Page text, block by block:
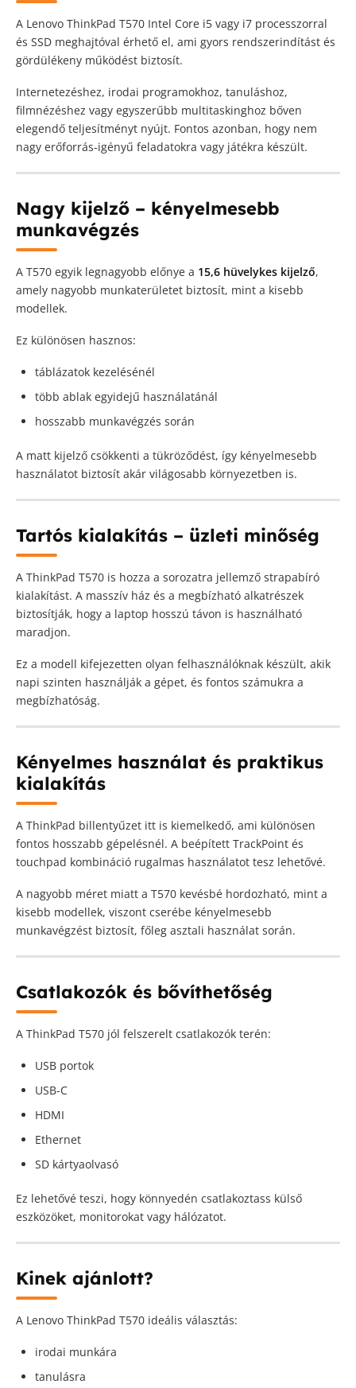
A Lenovo ThinkPad T570 Intel Core i5 vagy i7 processzorral
és SSD meghajtóval érhető el, ami gyors rendszerindítást és
gördülékeny működést biztosít.
Internetezéshez, irodai programokhoz, tanuláshoz,
filmnézéshez vagy egyszerűbb multitaskinghoz bőven
elegendő teljesítményt nyújt. Fontos azonban, hogy nem
nagy erőforrás-igényű feladatokra vagy játékra készült.
Nagy kijelző – kényelmesebb
munkavégzés
A T570 egyik legnagyobb előnye a 15,6 hüvelykes kijelző,
amely nagyobb munkaterületet biztosít, mint a kisebb
modellek.
Ez különösen hasznos:
táblázatok kezelésénél
több ablak egyidejű használatánál
hosszabb munkavégzés során
A matt kijelző csökkenti a tükröződést, így kényelmesebb
használatot biztosít akár világosabb környezetben is.
Tartós kialakítás – üzleti minőség
A ThinkPad T570 is hozza a sorozatra jellemző strapabíró
kialakítást. A masszív ház és a megbízható alkatrészek
biztosítják, hogy a laptop hosszú távon is használható
maradjon.
Ez a modell kifejezetten olyan felhasználóknak készült, akik
napi szinten használják a gépet, és fontos számukra a
megbízhatóság.
Kényelmes használat és praktikus
kialakítás
A ThinkPad billentyűzet itt is kiemelkedő, ami különösen
fontos hosszabb gépelésnél. A beépített TrackPoint és
touchpad kombináció rugalmas használatot tesz lehetővé.
A nagyobb méret miatt a T570 kevésbé hordozható, mint a
kisebb modellek, viszont cserébe kényelmesebb
munkavégzést biztosít, főleg asztali használat során.
Csatlakozók és bővíthetőség
A ThinkPad T570 jól felszerelt csatlakozók terén:
USB portok
USB-C
HDMI
Ethernet
SD kártyaolvasó
Ez lehetővé teszi, hogy könnyedén csatlakoztass külső
eszközöket, monitorokat vagy hálózatot.
Kinek ajánlott?
A Lenovo ThinkPad T570 ideális választás:
irodai munkára
tanulásra